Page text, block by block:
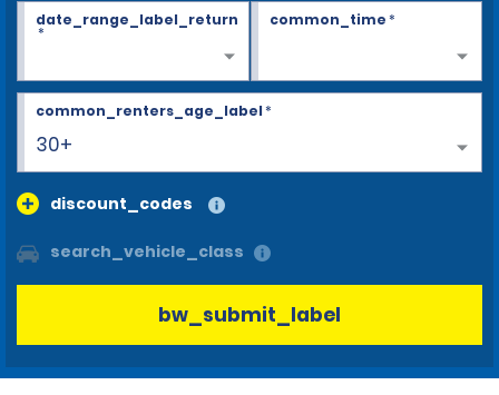
date_range_label_return
*
common_time*
30+
common_renters_age_label*
discount_codes
search_vehicle_class
bw_submit_label